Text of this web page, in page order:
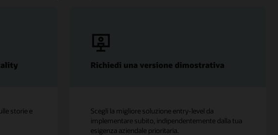
storie e
Richiedi una versione dimostrativa
Scegli la migliore soluzione entry-level da
implementare subito, indipendentemente dalla tua
esigenza aziendale prioritaria.